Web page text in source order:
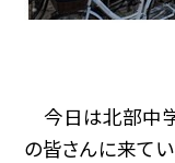
今日は北部中
の皆さんに来て